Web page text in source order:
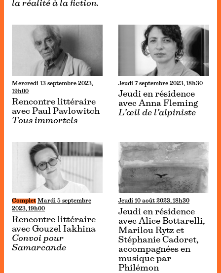
la réalité à la fiction.
Mercredi 13 septembre 2023,
19h00
Rencontre littéraire
avec Paul Pavlowitch
Tous immortels
Jeudi 7 septembre 2023, 18h30
Jeudi en résidence
avec Anna Fleming
L’œil de l’alpiniste
Complet Mardi 5 septembre
2023, 19h00
Rencontre littéraire
avec Gouzel Iakhina
Convoi pour
Samarcande
Jeudi 10 août 2023, 18h30
Jeudi en résidence
avec Alice Bottarelli,
Marilou Rytz et
Stéphanie Cadoret,
accompagnées en
musique par
Philémon